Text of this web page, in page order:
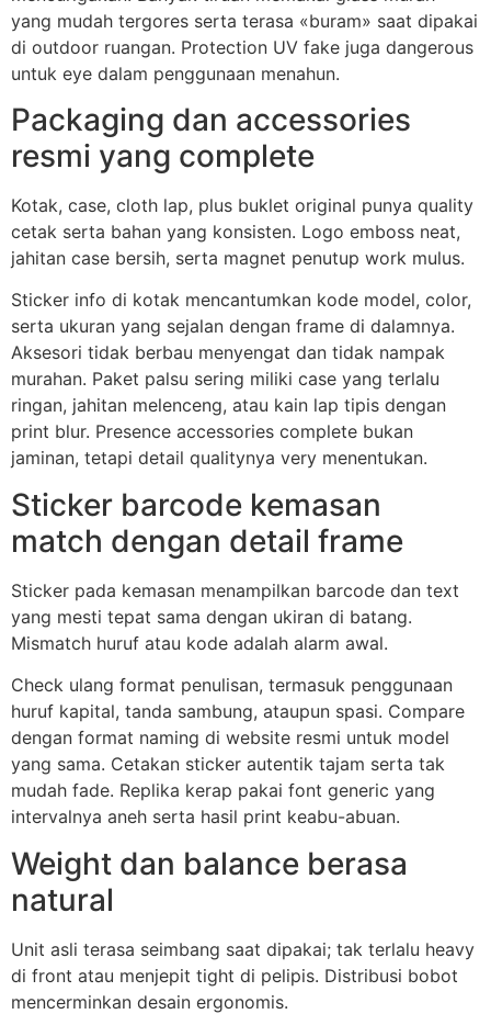
yang mudah tergores serta terasa «buram» saat dipakai
di outdoor ruangan. Protection UV fake juga dangerous
untuk eye dalam penggunaan menahun.
Packaging dan accessories
resmi yang complete
Kotak, case, cloth lap, plus buklet original punya quality
cetak serta bahan yang konsisten. Logo emboss neat,
jahitan case bersih, serta magnet penutup work mulus.
Sticker info di kotak mencantumkan kode model, color,
serta ukuran yang sejalan dengan frame di dalamnya.
Aksesori tidak berbau menyengat dan tidak nampak
murahan. Paket palsu sering miliki case yang terlalu
ringan, jahitan melenceng, atau kain lap tipis dengan
print blur. Presence accessories complete bukan
jaminan, tetapi detail qualitynya very menentukan.
Sticker barcode kemasan
match dengan detail frame
Sticker pada kemasan menampilkan barcode dan text
yang mesti tepat sama dengan ukiran di batang.
Mismatch huruf atau kode adalah alarm awal.
Check ulang format penulisan, termasuk penggunaan
huruf kapital, tanda sambung, ataupun spasi. Compare
dengan format naming di website resmi untuk model
yang sama. Cetakan sticker autentik tajam serta tak
mudah fade. Replika kerap pakai font generic yang
intervalnya aneh serta hasil print keabu-abuan.
Weight dan balance berasa
natural
Unit asli terasa seimbang saat dipakai; tak terlalu heavy
di front atau menjepit tight di pelipis. Distribusi bobot
mencerminkan desain ergonomis.